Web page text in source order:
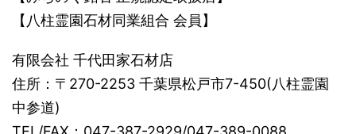
【八柱霊園石材同業組合 会員】
有限会社 千代田家石材店
住所：〒270-2253 千葉県松戸市7-450(八柱霊園
中参道)